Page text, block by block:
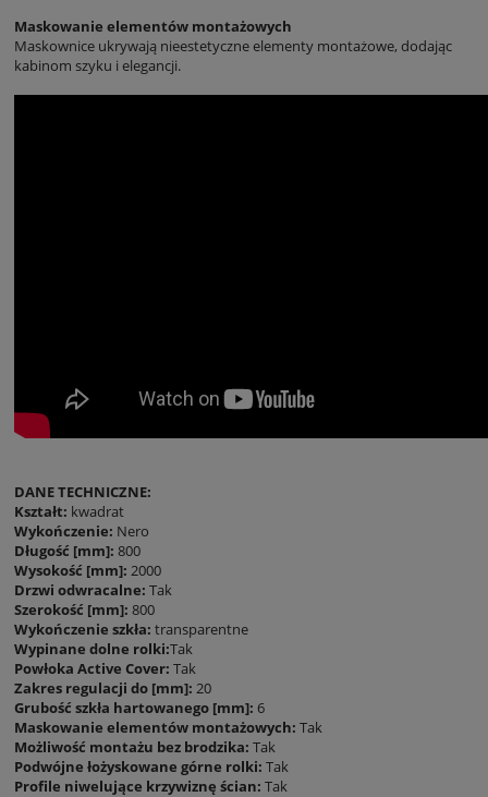
Maskowanie elementów montażowych
Maskownice ukrywają nieestetyczne elementy montażowe, dodając
kabinom szyku i elegancji.
DANE TECHNICZNE:
Kształt: kwadrat
Wykończenie: Nero
Długość [mm]: 800
Wysokość [mm]: 2000
Drzwi odwracalne: Tak
Szerokość [mm]: 800
Wykończenie szkła: transparentne
Wypinane dolne rolki:Tak
Powłoka Active Cover: Tak
Zakres regulacji do [mm]: 20
Grubość szkła hartowanego [mm]: 6
Maskowanie elementów montażowych: Tak
Możliwość montażu bez brodzika: Tak
Podwójne łożyskowane górne rolki: Tak
Profile niwelujące krzywiznę ścian: Tak